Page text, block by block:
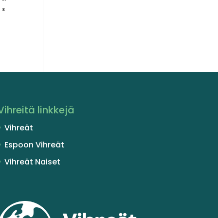
linkkejä
Vihreät
Espoon Vihreät
Vihreät Naiset